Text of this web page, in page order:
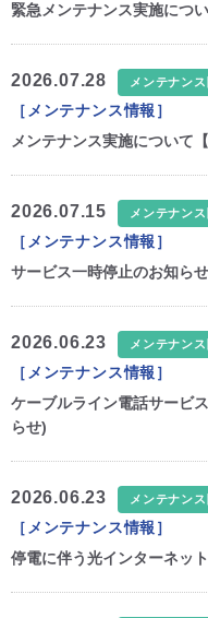
緊急メンテナンス実施につい
2026.07.28 メンテナン
［メンテナンス情報］
メンテナンス実施について
2026.07.15 メンテナン
［メンテナンス情報］
サービス一時停止のお知らせ
2026.06.23 メンテナン
［メンテナンス情報］
ケーブルライン電話サービ
らせ)
2026.06.23 メンテナン
［メンテナンス情報］
停電に伴う光インターネッ
サービスエリア
CM・広告掲載